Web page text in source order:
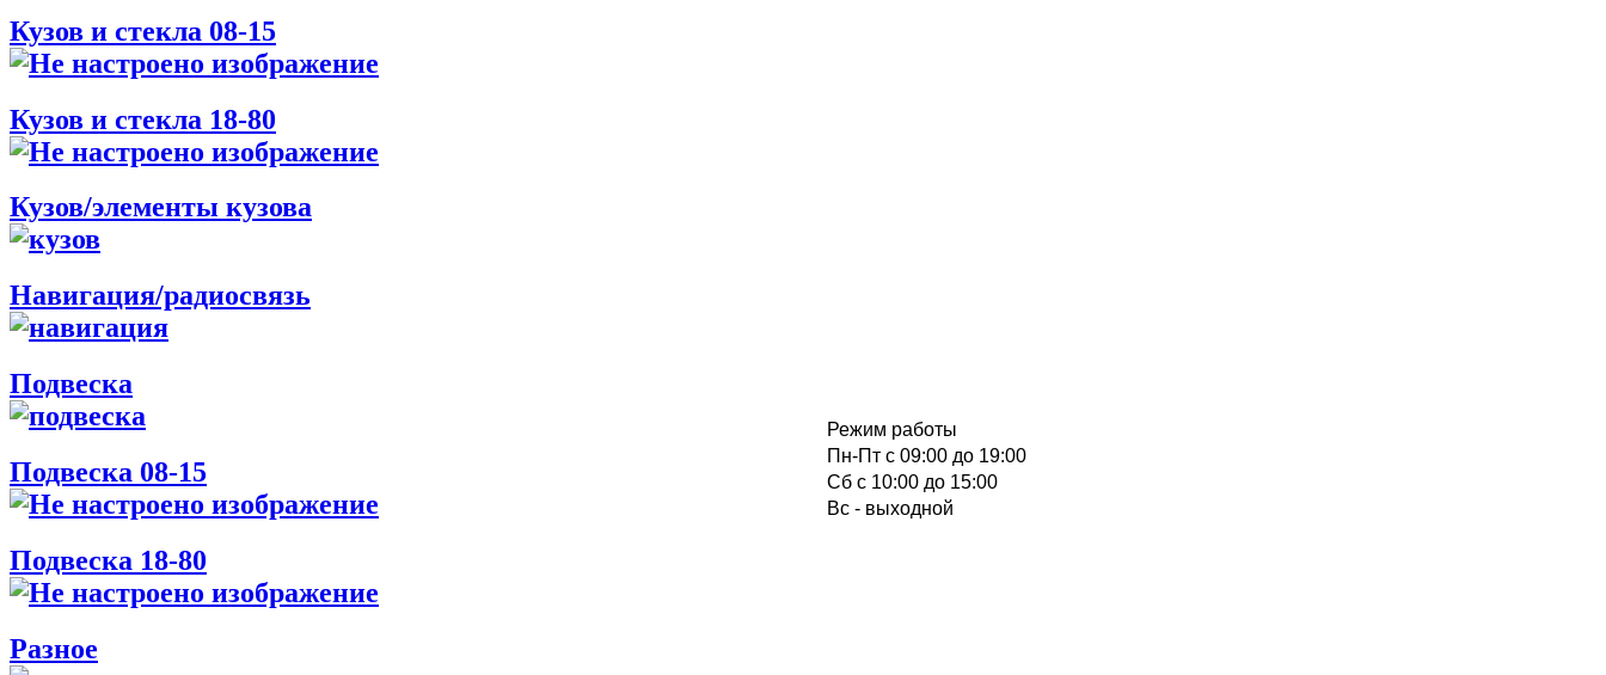
Режим работы
Пн-Пт с 09:00 до 19:00
Cб с 10:00 до 15:00
Вс - выходной
Кузов и стекла 08-15
Кузов и стекла 18-80
Кузов/элементы кузова
Навигация/радиосвязь
Подвеска
Подвеска 08-15
Подвеска 18-80
Разное